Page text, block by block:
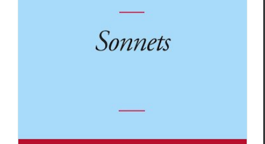
par Darras